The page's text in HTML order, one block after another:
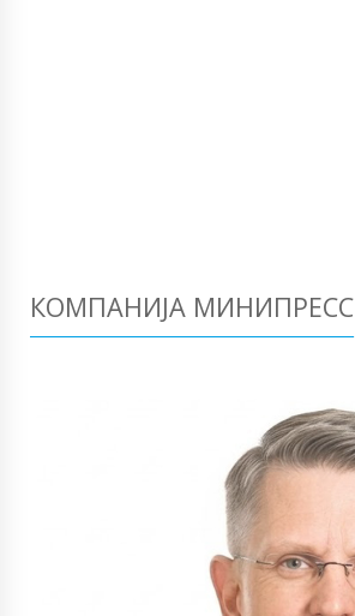
КОМПАНИЈА МИНИПРЕСС